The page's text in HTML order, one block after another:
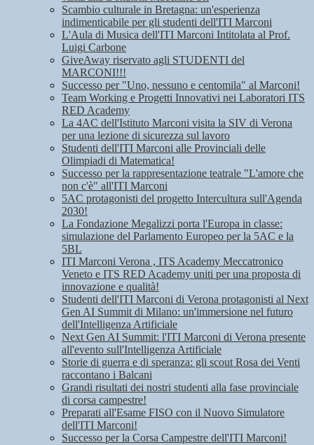
Scambio culturale in Bretagna: un'esperienza
indimenticabile per gli studenti dell'ITI Marconi
L'Aula di Musica dell'ITI Marconi Intitolata al Prof.
Luigi Carbone
GiveAway riservato agli STUDENTI del
MARCONI!!!
Successo per "Uno, nessuno e centomila" al Marconi!
Team Working e Progetti Innovativi nei Laboratori ITS
RED Academy
La 4AC dell'Istituto Marconi visita la SIV di Verona
per una lezione di sicurezza sul lavoro
Studenti dell'ITI Marconi alle Provinciali delle
Olimpiadi di Matematica!
Successo per la rappresentazione teatrale "L'amore che
non c'è" all'ITI Marconi
5AC protagonisti del progetto Intercultura sull'Agenda
2030!
La Fondazione Megalizzi porta l'Europa in classe:
simulazione del Parlamento Europeo per la 5AC e la
5BL
ITI Marconi Verona , ITS Academy Meccatronico
Veneto e ITS RED Academy uniti per una proposta di
innovazione e qualità!
Studenti dell'ITI Marconi di Verona protagonisti al Next
Gen AI Summit di Milano: un'immersione nel futuro
dell'Intelligenza Artificiale
Next Gen AI Summit: l'ITI Marconi di Verona presente
all'evento sull'Intelligenza Artificiale
Storie di guerra e di speranza: gli scout Rosa dei Venti
raccontano i Balcani
Grandi risultati dei nostri studenti alla fase provinciale
di corsa campestre!
Preparati all'Esame FISO con il Nuovo Simulatore
dell'ITI Marconi!
Successo per la Corsa Campestre dell'ITI Marconi!